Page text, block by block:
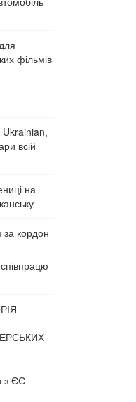
фільмів
всій
на
за кордон
з ЄС